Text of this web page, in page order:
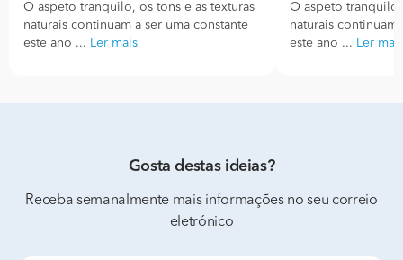
O aspeto tranquilo, os tons e as texturas
naturais continuam a ser uma constante
este ano ... Ler mais
O aspeto
naturais continuam
este ano ... Ler mais
Gosta destas ideias?
Receba semanalmente mais informações no seu correio
eletrónico